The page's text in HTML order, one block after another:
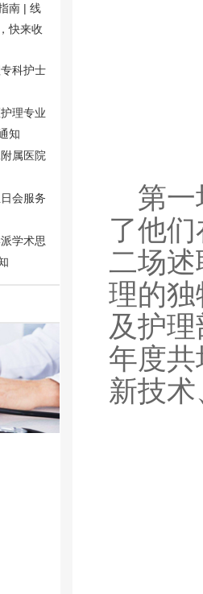
南 | 线
快来收
科护士
理专业
知
属医院
会服务
学术思
第
了他
二场
理的
及护
年度
新技